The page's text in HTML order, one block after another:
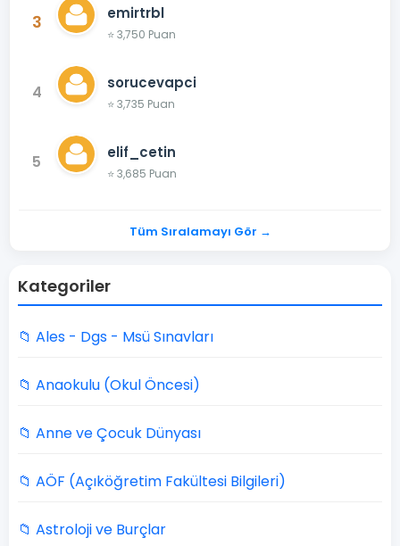
3 emirtrbl
⭐ 3,750 Puan
4 sorucevapci
⭐ 3,735 Puan
5 elif_cetin
⭐ 3,685 Puan
Tüm Sıralamayı Gör →
Kategoriler
📁 Ales - Dgs - Msü Sınavları
📁 Anaokulu (Okul Öncesi)
📁 Anne ve Çocuk Dünyası
📁 AÖF (Açıköğretim Fakültesi Bilgileri)
📁 Astroloji ve Burçlar